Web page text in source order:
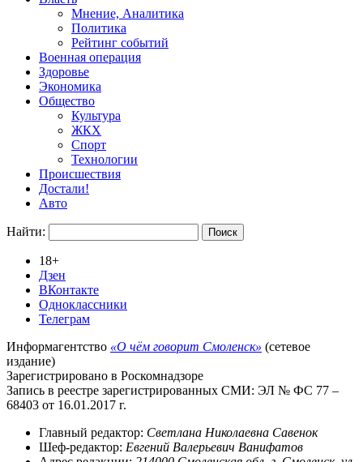
Мнение, Аналитика
Политика
Рейтинг событий
Военная операция
Здоровье
Экономика
Общество
Культура
ЖКХ
Спорт
Технологии
Происшествия
Достали!
Авто
Найти:
18+
Дзен
ВКонтакте
Одноклассники
Телеграм
Информагентство «О чём говорит Смоленск» (сетевое
издание)
Зарегистрировано в Роскомнадзоре
Запись в реестре зарегистрированных СМИ: ЭЛ № ФС 77 –
68403 от 16.01.2017 г.
Главный редактор: Светлана Николаевна Савенок
Шеф-редактор: Евгений Валерьевич Ванифатов